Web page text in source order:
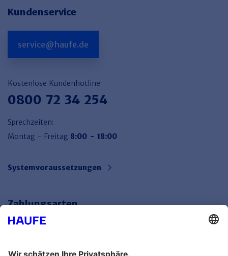
Kundenservice
service@haufe.de
Kostenlose Kundenhotline:
0800 72 34 254
Sprechzeiten:
Montag - Freitag 8:00 - 18:00
Systemvoraussetzungen
Zahlungsarten